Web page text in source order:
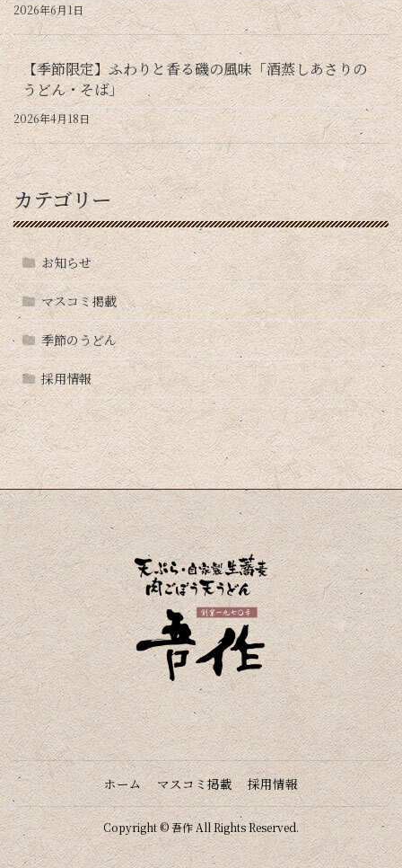
2026年6月1日
【季節限定】ふわりと香る磯の風味「酒蒸しあさりの
うどん・そば」
2026年4月18日
カテゴリー
お知らせ
マスコミ掲載
季節のうどん
採用情報
ホーム マスコミ掲載 採用情報
Copyright © 吾作 All Rights Reserved.